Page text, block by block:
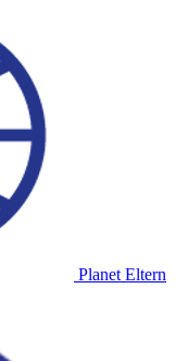
Planet Eltern